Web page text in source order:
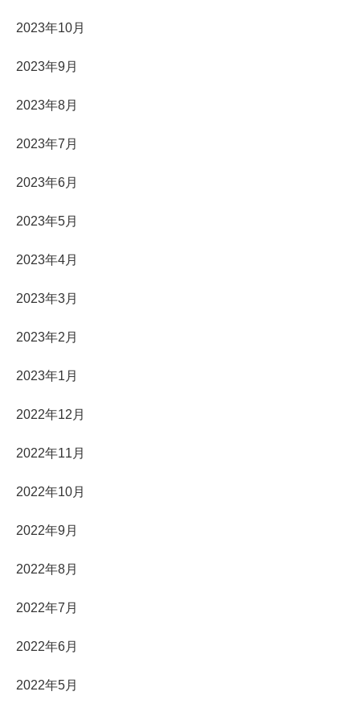
2023年10月
2023年9月
2023年8月
2023年7月
2023年6月
2023年5月
2023年4月
2023年3月
2023年2月
2023年1月
2022年12月
2022年11月
2022年10月
2022年9月
2022年8月
2022年7月
2022年6月
2022年5月